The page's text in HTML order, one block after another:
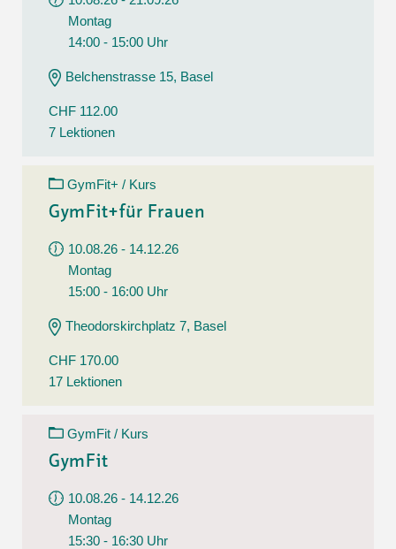
Montag
14:00 - 15:00 Uhr
Belchenstrasse 15, Basel
CHF 112.00
7 Lektionen
GymFit+ / Kurs
GymFit+für Frauen
10.08.26 - 14.12.26
Montag
15:00 - 16:00 Uhr
Theodorskirchplatz 7, Basel
CHF 170.00
17 Lektionen
GymFit / Kurs
GymFit
10.08.26 - 14.12.26
Montag
15:30 - 16:30 Uhr